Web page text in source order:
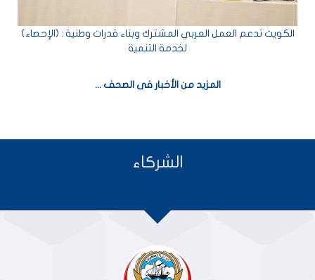
(الإحصاء) : الكويت تدعم العمل العربي المشترك وبناء قدرات وطنية
لخدمة التنمية
المزيد من الأخبار فى الصحف ...
الشركاء